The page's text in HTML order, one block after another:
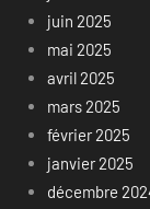
juin 2025
mai 2025
avril 2025
mars 2025
février 2025
janvier 2025
décembre